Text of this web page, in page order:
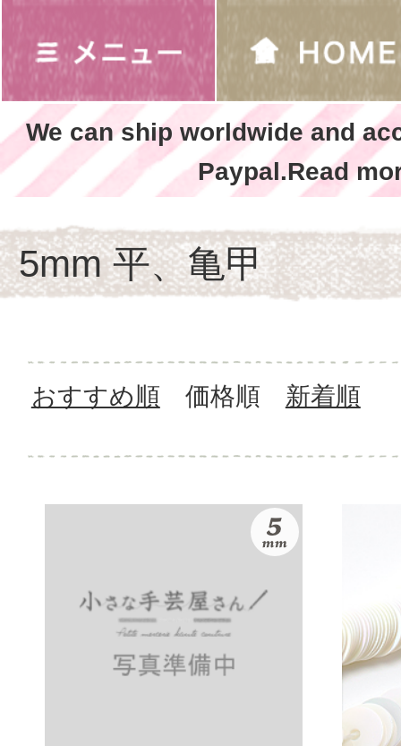
We can ship worldwide and
Paypal.Read
5mm 平、亀甲
おすすめ順 価格順 新着順